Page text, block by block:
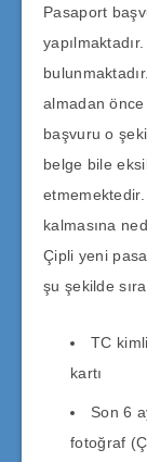
Pasaport
almadan
başvuru o
belge bile
kalmasına
Çipli yeni
şu şekilde
TC
kartı
Son 6
fotoğraf